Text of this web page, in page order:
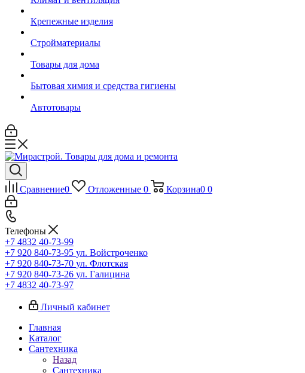
Крепежные изделия
Стройматериалы
Товары для дома
Бытовая химия и средства гигиены
Автотовары
Сравнение0 Отложенные 0 Корзина0 0
Телефоны
+7 4832 40-73-99
+7 920 840-73-95 ул. Войстроченко
+7 920 840-73-70 ул. Флотская
+7 920 840-73-26 ул. Галицина
+7 4832 40-73-97
Личный кабинет
Главная
Каталог
Сантехника
Назад
Сантехника